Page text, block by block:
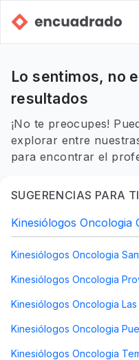
Lo sentimos, no
resultados
¡No te preocupes!
explorar entre
para encontrar el
SUGERENCIAS PARA TI
Kinesiólogos Oncologia
Kinesiólogos Oncologia
Kinesiólogos Oncologia
Kinesiólogos Oncologia
Kinesiólogos Oncologia
Kinesiólogos Oncologia